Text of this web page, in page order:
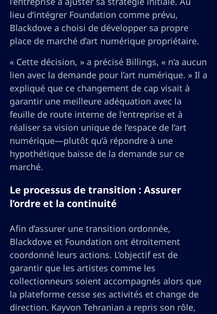
lieu d’intégrer Foundation comme prévu,
Blackdove a choisi de développer sa propre
place de marché d’art numérique propriétaire.
« Cette décision, » a précisé Billings, « n’a aucun
lien avec la demande pour l’art numérique. » Il a
expliqué que ce changement de cap visait à
garantir une meilleure adéquation avec la
feuille de route interne de l’entreprise et à
réaliser sa vision unique de l’espace de l’art
numérique—plutôt qu’à répondre à une
hypothétique baisse de la demande sur ce
marché.
Le processus de transition : Assurer
l’ordre et la continuité
Afin d’assurer une transition ordonnée,
Blackdove et Foundation ont étroitement
coordonné leurs actions. L’objectif est de
garantir que les artistes comme les
collectionneurs soient accompagnés alors que
la plateforme cesse ses activités et change de
direction. Kayvon Tehranian a repris son rôle,